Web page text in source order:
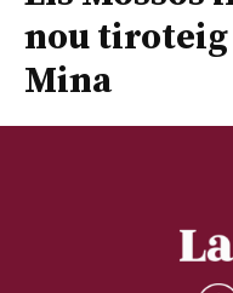
nou
Mina